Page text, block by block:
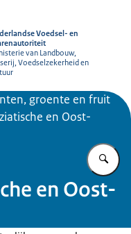
Voedsel- en
van Landbouw,
Voedselzekerheid en
groente en fruit
en Oost-
en Oost-